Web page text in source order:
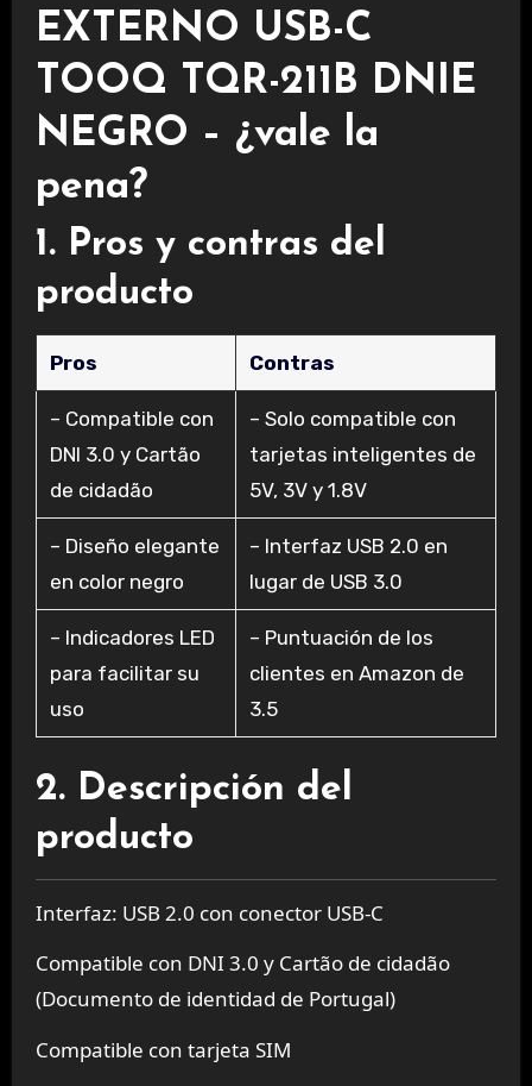
EXTERNO USB-C
TOOQ TQR-211B DNIE
NEGRO – ¿vale la
pena?
1. Pros y contras del
producto
Pros Contras
– Compatible con
DNI 3.0 y Cartão
de cidadão
– Solo compatible con
tarjetas inteligentes de
5V, 3V y 1.8V
– Diseño elegante
en color negro
– Interfaz USB 2.0 en
lugar de USB 3.0
– Indicadores LED
para facilitar su
uso
– Puntuación de los
clientes en Amazon de
3.5
2. Descripción del
producto
Interfaz: USB 2.0 con conector USB-C
Compatible con DNI 3.0 y Cartão de cidadão
(Documento de identidad de Portugal)
Compatible con tarjeta SIM